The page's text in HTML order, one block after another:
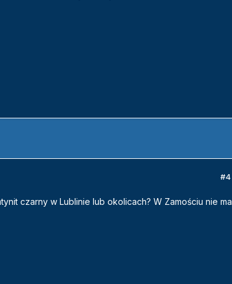
#4
czarny w Lublinie lub okolicach? W Zamościu nie ma